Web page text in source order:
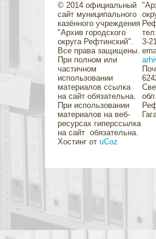
© 2014 официальный
сайт муниципального
казённого учреждения
"Архив городского
округа Рефтинский".
Все права защищены.
При полном или
частичном
использовании
материалов ссылка
на сайт обязательна.
При использовании
материалов на веб-
ресурсах гиперссылка
на сайт обязательна.
Хостинг от uCoz
3-